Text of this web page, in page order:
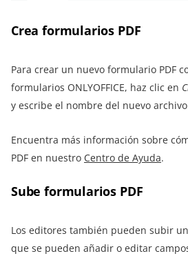
Crea formularios PDF
Para crear un nuevo formulario PDF
formularios ONLYOFFICE, haz clic en
y escribe el nombre del nuevo
Encuentra más información sobre
PDF en nuestro Centro de Ayuda.
Sube formularios PDF
Los editores también pueden subir
que se pueden añadir o editar